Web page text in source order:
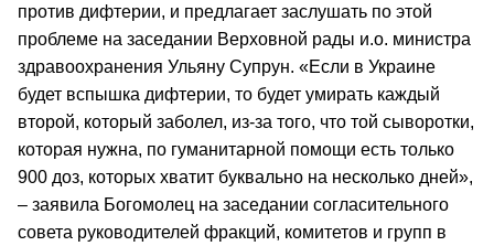
против дифтерии, и предлагает заслушать по этой
проблеме на заседании Верховной рады и.о. министра
здравоохранения Ульяну Супрун. «Если в Украине
будет вспышка дифтерии, то будет умирать каждый
второй, который заболел, из-за того, что той сыворотки,
которая нужна, по гуманитарной помощи есть только
900 доз, которых хватит буквально на несколько дней»,
– заявила Богомолец на заседании согласительного
совета руководителей фракций, комитетов и групп в